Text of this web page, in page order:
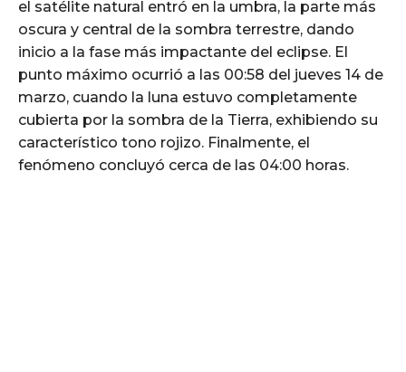
el satélite natural entró en la umbra, la parte más
oscura y central de la sombra terrestre, dando
inicio a la fase más impactante del eclipse. El
punto máximo ocurrió a las 00:58 del jueves 14 de
marzo, cuando la luna estuvo completamente
cubierta por la sombra de la Tierra, exhibiendo su
característico tono rojizo. Finalmente, el
fenómeno concluyó cerca de las 04:00 horas.